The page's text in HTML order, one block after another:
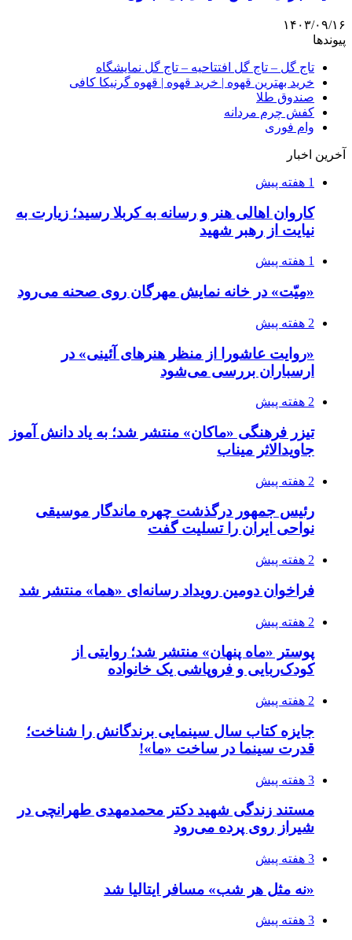
۱۴۰۳/۰۹/۱۶
پیوندها
تاج گل – تاج گل افتتاحیه – تاج گل نمایشگاه
خرید بهترین قهوه | خرید قهوه | قهوه گرنیکا کافی
صندوق طلا
کفش چرم مردانه
وام فوری
آخرین اخبار
1 هفته پیش
کاروان اهالی هنر و رسانه به کربلا رسید؛ زیارت به
نیایت از رهبر شهید
1 هفته پیش
«مِیّت» در خانه نمایش مهرگان روی صحنه می‌رود
2 هفته پیش
«روایت عاشورا از منظر هنرهای آئینی» در
ارسباران بررسی می‌شود
2 هفته پیش
تیزر فرهنگی «ماکان» منتشر شد؛ به یاد دانش آموز
جاویدالاثر میناب
2 هفته پیش
رئیس جمهور درگذشت چهره ماندگار موسیقی
نواحی ایران را تسلیت گفت
2 هفته پیش
فراخوان دومین رویداد رسانه‌ای «هما» منتشر شد
2 هفته پیش
پوستر «ماه پنهان» منتشر شد؛ روایتی از
کودک‌ربایی و فروپاشی یک خانواده
2 هفته پیش
جایزه کتاب سال سینمایی برندگانش را شناخت؛
قدرت سینما در ساخت «ما»!
3 هفته پیش
مستند زندگی شهید دکتر محمدمهدی طهرانچی در
شیراز روی پرده می‌رود
3 هفته پیش
«نه مثل هر شب» مسافر ایتالیا شد
3 هفته پیش